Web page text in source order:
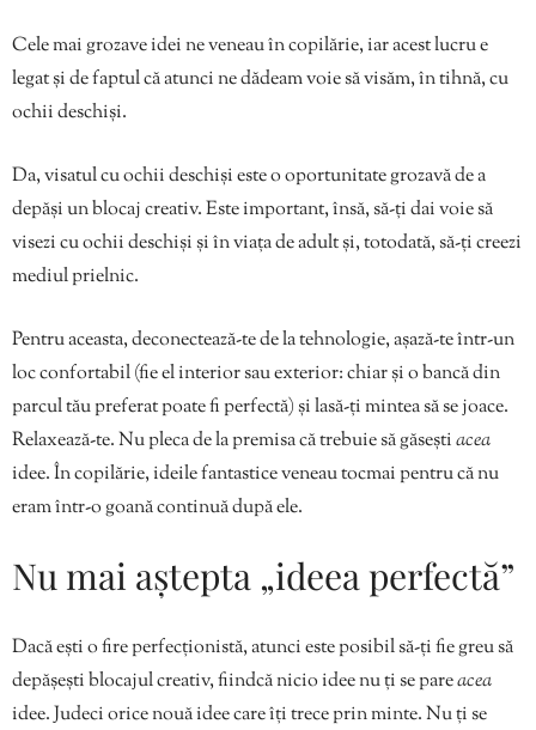
Cele mai grozave idei ne veneau în copilărie, iar acest lucru e
legat și de faptul că atunci ne dădeam voie să visăm, în tihnă, cu
ochii deschiși.
Da, visatul cu ochii deschiși este o oportunitate grozavă de a
depăși un blocaj creativ. Este important, însă, să-ți dai voie să
visezi cu ochii deschiși și în viața de adult și, totodată, să-ți creezi
mediul prielnic.
Pentru aceasta, deconectează-te de la tehnologie, așază-te într-un
loc confortabil (fie el interior sau exterior: chiar și o bancă din
parcul tău preferat poate fi perfectă) și lasă-ți mintea să se joace.
Relaxează-te. Nu pleca de la premisa că trebuie să găseștiacea
idee. În copilărie, ideile fantastice veneau tocmai pentru că nu
eram într-o goană continuă după ele.
Nu mai aștepta „ideea perfectă”
Dacă ești o fire perfecționistă, atunci este posibil să-ți fie greu să
depășești blocajul creativ, fiindcă nicio idee nu ți se pareacea
idee. Judeci orice nouă idee care îți trece prin minte. Nu ți se